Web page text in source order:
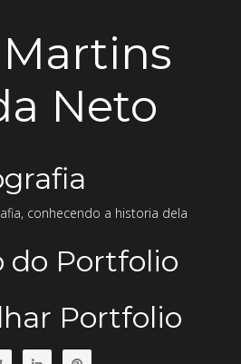
Neto
conhecendo a historia dela
do Portfolio
Portfolio